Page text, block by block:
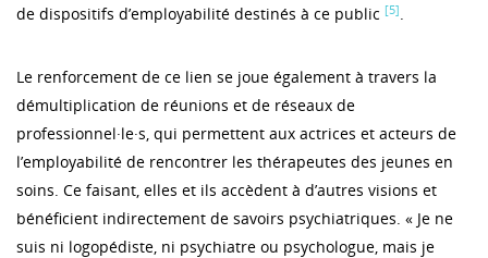
de dispositifs d’employabilité destinés à ce public [5].
Le renforcement de ce lien se joue également à travers la
démultiplication de réunions et de réseaux de
professionnel·le·s, qui permettent aux actrices et acteurs de
l’employabilité de rencontrer les thérapeutes des jeunes en
soins. Ce faisant, elles et ils accèdent à d’autres visions et
bénéficient indirectement de savoirs psychiatriques. « Je ne
suis ni logopédiste, ni psychiatre ou psychologue, mais je